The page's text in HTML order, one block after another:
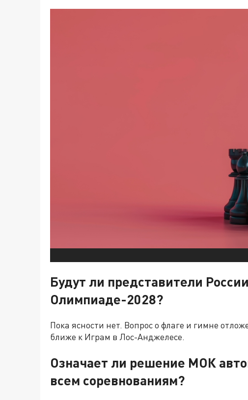
Будут ли представители
Олимпиаде-2028?
Пока ясности нет. Вопрос о флаге и гимне
ближе к Играм в Лос-Анджелесе.
Означает ли решение МОК
всем соревнованиям?